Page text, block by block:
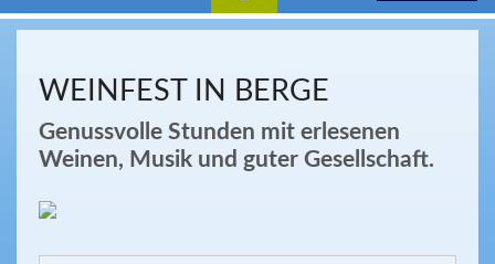
WEINFEST IN BERGE
Genussvolle Stunden mit erlesenen
Weinen, Musik und guter Gesellschaft.